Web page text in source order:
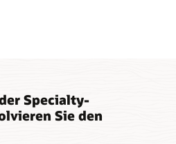
Specialty-
Sie den